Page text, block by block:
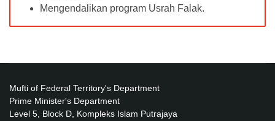
Mengendalikan program Usrah Falak.
Mufti of Federal Territory's Department
Prime Minister's Department
Level 5, Block D, Kompleks Islam Putrajaya